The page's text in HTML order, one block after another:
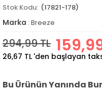
(17821-178)
Marka : Breeze
294,99 TL
26,67 TL 'den başlayan
Bu Ürünün Yanında